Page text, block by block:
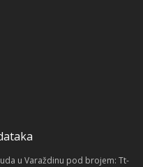
u Varaždinu pod brojem: Tt-